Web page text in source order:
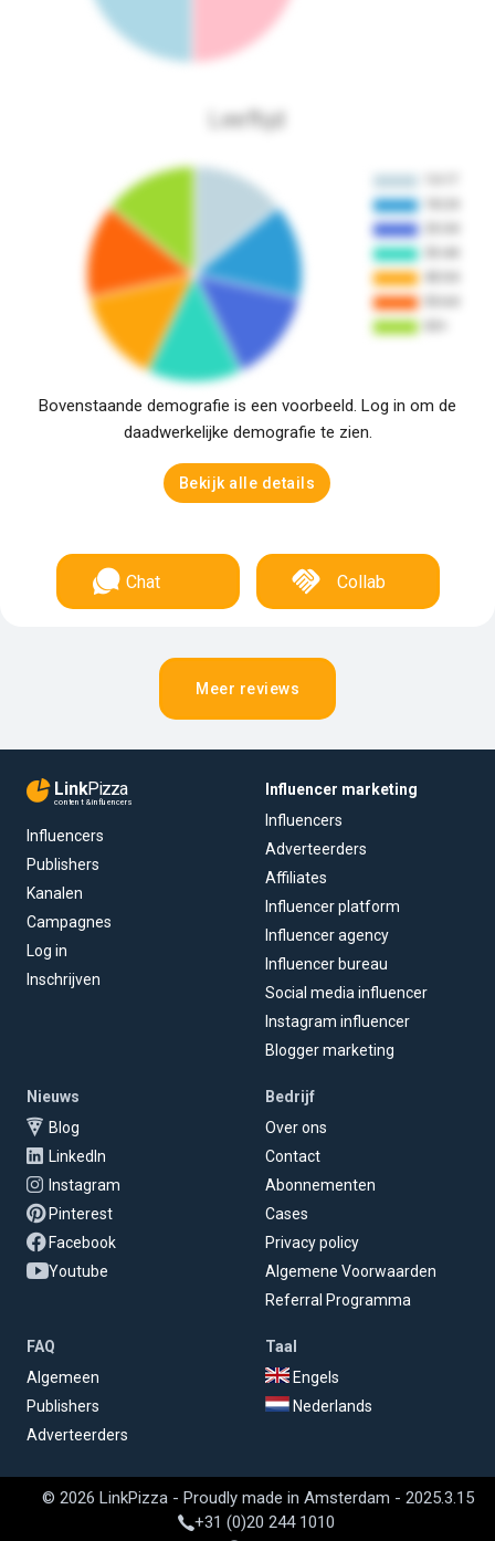
Leeftijd
Bovenstaande demografie is een voorbeeld. Log in om de
daadwerkelijke demografie te zien.
Bekijk alle details
Chat Collab
Meer reviews
LinkPizza
content & influencers
Influencers
Publishers
Kanalen
Campagnes
Log in
Inschrijven
Influencer marketing
Influencers
Adverteerders
Affiliates
Influencer platform
Influencer agency
Influencer bureau
Social media influencer
Instagram influencer
Blogger marketing
Nieuws
Blog
LinkedIn
Instagram
Pinterest
Facebook
Youtube
Bedrijf
Over ons
Contact
Abonnementen
Cases
Privacy policy
Algemene Voorwaarden
Referral Programma
FAQ
Algemeen
Publishers
Adverteerders
Taal
Engels
Nederlands
© 2026 LinkPizza - Proudly made in Amsterdam - 2025.3.15
+31 (0)20 244 1010